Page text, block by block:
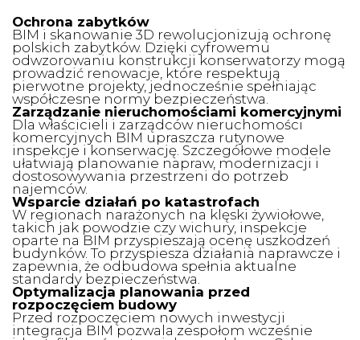
Ochrona zabytków
BIM i skanowanie 3D rewolucjonizują ochronę
polskich zabytków. Dzięki cyfrowemu
odwzorowaniu konstrukcji konserwatorzy mogą
prowadzić renowacje, które respektują
pierwotne projekty, jednocześnie spełniając
współczesne normy bezpieczeństwa.
Zarządzanie nieruchomościami komercyjnymi
Dla właścicieli i zarządców nieruchomości
komercyjnych BIM upraszcza rutynowe
inspekcje i konserwację. Szczegółowe modele
ułatwiają planowanie napraw, modernizacji i
dostosowywania przestrzeni do potrzeb
najemców.
Wsparcie działań po katastrofach
W regionach narażonych na klęski żywiołowe,
takich jak powodzie czy wichury, inspekcje
oparte na BIM przyspieszają ocenę uszkodzeń
budynków. To przyspiesza działania naprawcze i
zapewnia, że odbudowa spełnia aktualne
standardy bezpieczeństwa.
Optymalizacja planowania przed
rozpoczęciem budowy
Przed rozpoczęciem nowych inwestycji
integracja BIM pozwala zespołom wcześnie